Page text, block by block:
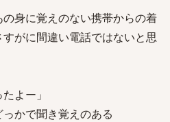
身に覚えのない携帯からの着
がに間違い電話ではないと思
よー」
かで聞き覚えのある